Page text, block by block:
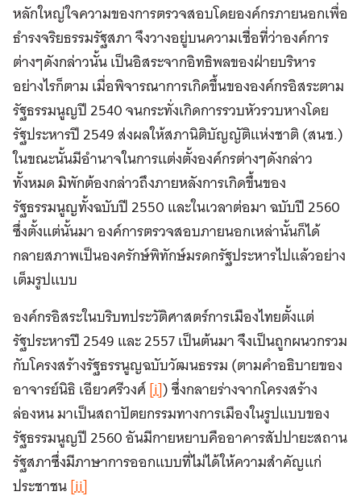
หลักใหญ่ใจความของการตรวจสอบโดยองค์กรภายนอกเพื่อ
ธำรงจริยธรรมรัฐสภา จึงวางอยู่บนความเชื่อที่ว่าองค์การ
ต่างๆดังกล่าวนั้น เป็นอิสระจากอิทธิพลของฝ่ายบริหาร
อย่างไรก็ตาม เมื่อพิจารณาการเกิดขึ้นขององค์กรอิสระตาม
รัฐธรรมนูญปี 2540 จนกระทั่งเกิดการรวบหัวรวบหางโดย
รัฐประหารปี 2549 ส่งผลให้สภานิติบัญญัติแห่งชาติ (สนช.)
ในขณะนั้นมีอำนาจในการแต่งตั้งองค์กรต่างๆดังกล่าว
ทั้งหมด มิพักต้องกล่าวถึงภายหลังการเกิดขึ้นของ
รัฐธรรมนูญทั้งฉบับปี 2550 และในเวลาต่อมา ฉบับปี 2560
ซึ่งตั้งแต่นั้นมา องค์การตรวจสอบภายนอกเหล่านั้นก็ได้
กลายสภาพเป็นองครักษ์พิทักษ์มรดกรัฐประหารไปแล้วอย่าง
เต็มรูปแบบ
องค์กรอิสระในบริบทประวัติศาสตร์การเมืองไทยตั้งแต่
รัฐประหารปี 2549 และ 2557 เป็นต้นมา จึงเป็นถูกผนวกรวม
กับโครงสร้างรัฐธรรนูญฉบับวัฒนธรรม (ตามคำอธิบายของ
อาจารย์นิธิ เอียวศรีวงศ์[i]) ซึ่งกลายร่างจากโครงสร้าง
ล่องหน มาเป็นสถาปัตยกรรมทางการเมืองในรูปแบบของ
รัฐธรรมนูญปี 2560 อันมีกายหยาบคืออาคารสัปปายะสถาน
รัฐสภาซึ่งมีภาษาการออกแบบที่ไม่ได้ให้ความสำคัญแก่
ประชาชน[ii]